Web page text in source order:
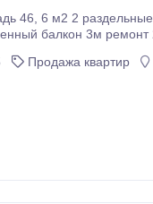
кабина) автономное отопление- двухконтурный
балкон 3м
Продажа квартир